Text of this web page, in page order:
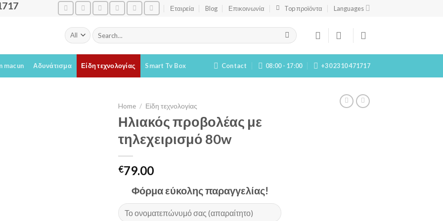
Εταιρεία Blog Επικοινωνία Top προϊόντα Languages
Search
for:
macun Αδυνάτισμα Είδη τεχνολογίας Smart Tv Box Contact 08:00 - 17:00 +30 2310 471717
Home / Είδη τεχνολογίας
Ηλιακός προβολέας με
τηλεχειρισμό 80w
€79.00
Φόρμα εύκολης παραγγελίας!